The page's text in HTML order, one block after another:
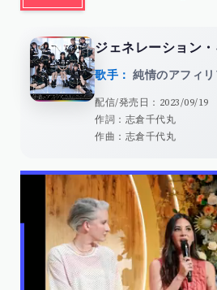
ジェネレーション
歌手： 純情のアフィ
配信/発売日：2023/09/19
作詞：志倉千代丸
作曲：志倉千代丸